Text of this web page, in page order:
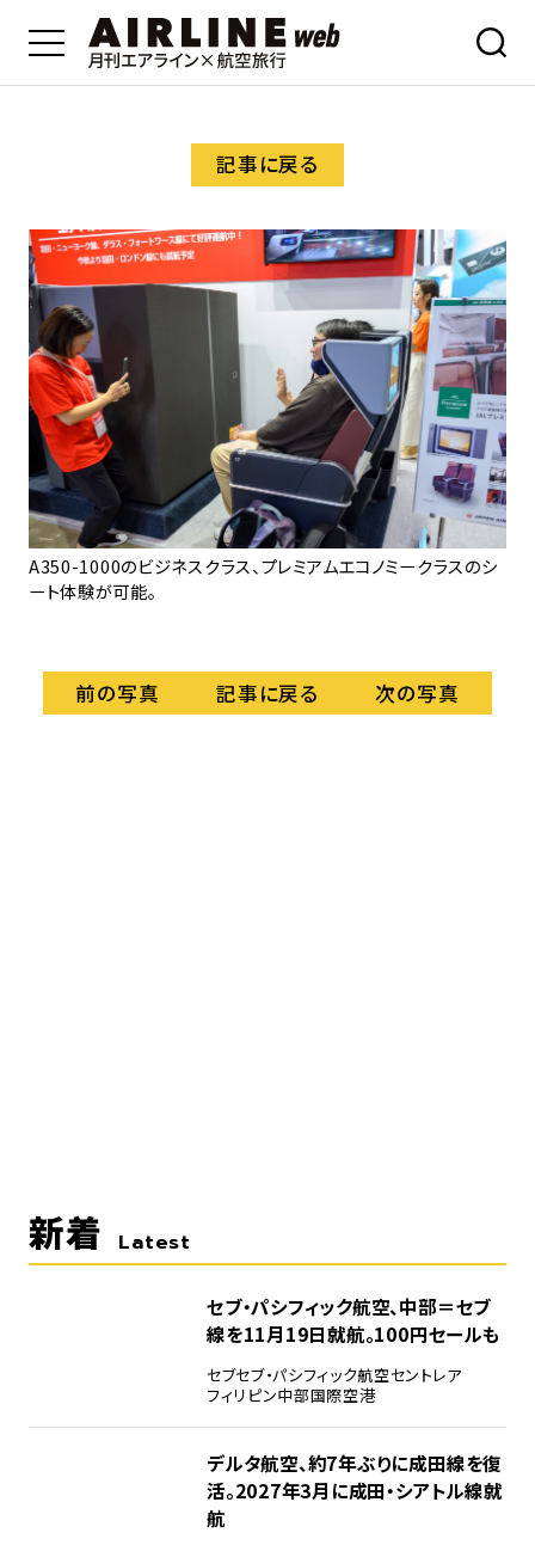
記事に戻る
A350-1000のビジネスクラス、プレミアムエコノミークラスのシ
ート体験が可能。
前の写真 記事に戻る 次の写真
新着 Latest
セブ・パシフィック航空、中部＝セブ
線を11月19日就航。100円セールも
セブセブ・パシフィック航空セントレア
フィリピン中部国際空港
デルタ航空、約7年ぶりに成田線を復
活。2027年3月に成田・シアトル線就
航